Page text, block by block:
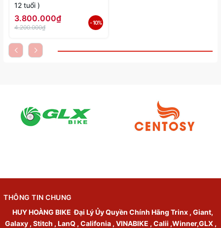
12 tuổi )
3.800.000₫
4.200.000₫
- 10%
THÔNG TIN CHUNG
HUY HOÀNG BIKE Đại Lý Ủy Quyền Chính Hãng Trinx , Giant,
Galaxy , Stitch , LanQ , Califonia , VINABIKE , Calii ,Winner,GLX ,